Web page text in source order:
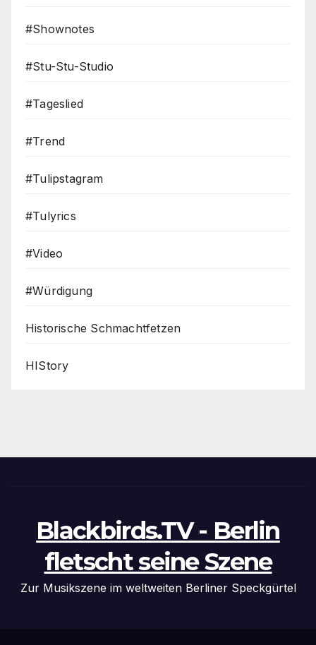
#Shownotes
#Stu-Stu-Studio
#Tageslied
#Trend
#Tulipstagram
#Tulyrics
#Video
#Würdigung
Historische Schmachtfetzen
HIStory
Blackbirds.TV - Berlin
fletscht seine Szene
Zur Musikszene im weltweiten Berliner Speckgürtel